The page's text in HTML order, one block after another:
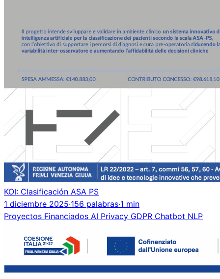
KOI: Clasificación ASA PS
1 diciembre 2025·156 palabras·1 min
Proyectos Financiados AI Privacy GDPR Chatbot NLP